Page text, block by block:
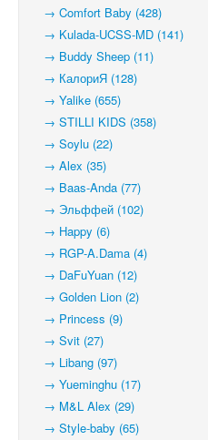
→ Comfort Baby (428)
→ Kulada-UCSS-MD (141)
→ Buddy Sheep (11)
→ КалориЯ (128)
→ Yalike (655)
→ STILLI KIDS (358)
→ Soylu (22)
→ Alex (35)
→ Baas-Anda (77)
→ Эльффей (102)
→ Happy (6)
→ RGP-A.Dama (4)
→ DaFuYuan (12)
→ Golden Lion (2)
→ Princess (9)
→ Svit (27)
→ Libang (97)
→ Yueminghu (17)
→ M&L Alex (29)
→ Style-baby (65)